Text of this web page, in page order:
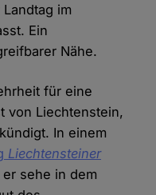
im
Ein
Nähe.
für eine
von Liechtenstein,
In einem
Liechtensteiner
sehe in dem